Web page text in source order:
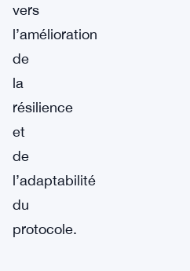
vers
l’amélioration
de
la
résilience
et
de
l’adaptabilité
du
protocole.